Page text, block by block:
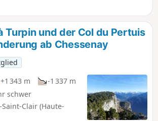
markierten Weges kann man zum
klaren, reinen Wasser
Wasserfall von Morette ist über einen
erreichen, bei dem Kinder beaufsichtigt
die zahlreichen Wurzeln zu
können.
Turpin und der Col du Pertuis
ab Chessenay
+1 343 m
-1 337 m
schwer
Clair (Haute-